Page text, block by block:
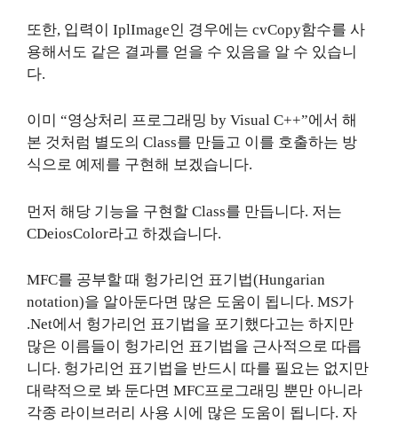
또한, 입력이 IplImage인 경우에는 cvCopy함수를 사
용해서도 같은 결과를 얻을 수 있음을 알 수 있습니
다.
이미 “영상처리 프로그래밍 by Visual C++”에서 해
본 것처럼 별도의 Class를 만들고 이를 호출하는 방
식으로 예제를 구현해 보겠습니다.
먼저 해당 기능을 구현할 Class를 만듭니다. 저는
CDeiosColor라고 하겠습니다.
MFC를 공부할 때 헝가리언 표기법(Hungarian
notation)을 알아둔다면 많은 도움이 됩니다. MS가
.Net에서 헝가리언 표기법을 포기했다고는 하지만
많은 이름들이 헝가리언 표기법을 근사적으로 따릅
니다. 헝가리언 표기법을 반드시 따를 필요는 없지만
대략적으로 봐 둔다면 MFC프로그래밍 뿐만 아니라
각종 라이브러리 사용 시에 많은 도움이 됩니다. 자